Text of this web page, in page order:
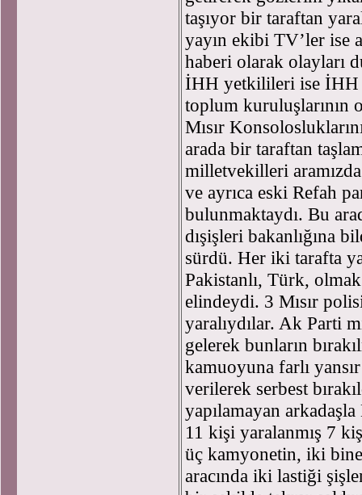
taşıyor bir taraftan
yayın ekibi TV’ler ise
haberi olarak olayları
İHH yetkilileri ise İHH
toplum kuruluşlarının
Mısır
arada bir taraftan
milletvekilleri
ve ayrıca eski Refah
bulunmaktaydı. Bu
dışişleri bakanlığına
sürdü. Her iki tarafta
Pakistanlı, Türk,
elindeydi. 3 Mısır
yaralıydılar. Ak Parti
gelerek bunların
kamuoyuna farlı
verilerek serbest
yapılamayan
11 kişi yaralanmış 7
üç kamyonetin, iki
aracında iki lastiği